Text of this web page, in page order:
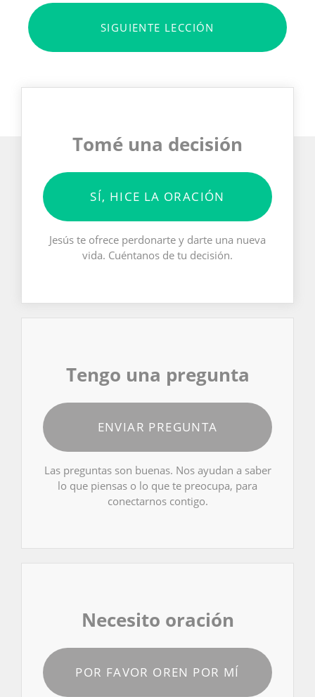
SIGUIENTE LECCIÓN
Tomé una decisión
SÍ, HICE LA ORACIÓN
Jesús te ofrece perdonarte y darte una nueva
vida. Cuéntanos de tu decisión.
Tengo una pregunta
ENVIAR PREGUNTA
Las preguntas son buenas. Nos ayudan a saber
lo que piensas o lo que te preocupa, para
conectarnos contigo.
Necesito oración
POR FAVOR OREN POR MÍ